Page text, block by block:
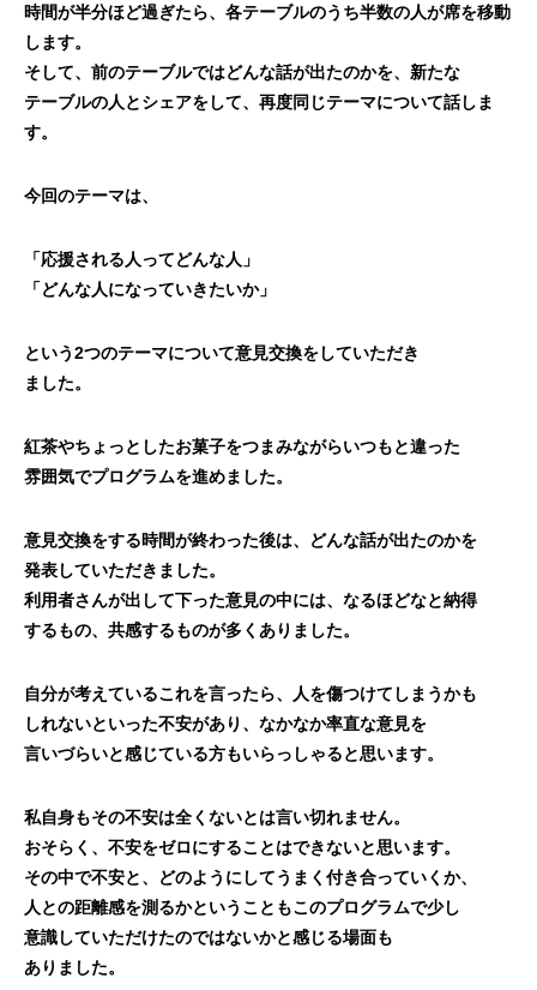
時間が半分ほど過ぎたら、各テーブルのうち半数の人が席を移動
します。
そして、前のテーブルではどんな話が出たのかを、新たな
テーブルの人とシェアをして、再度同じテーマについて話しま
す。
今回のテーマは、
「応援される人ってどんな人」
「どんな人になっていきたいか」
という2つのテーマについて意見交換をしていただき
ました。
紅茶やちょっとしたお菓子をつまみながらいつもと違った
雰囲気でプログラムを進めました。
意見交換をする時間が終わった後は、どんな話が出たのかを
発表していただきました。
利用者さんが出して下った意見の中には、なるほどなと納得
するもの、共感するものが多くありました。
自分が考えているこれを言ったら、人を傷つけてしまうかも
しれないといった不安があり、なかなか率直な意見を
言いづらいと感じている方もいらっしゃると思います。
私自身もその不安は全くないとは言い切れません。
おそらく、不安をゼロにすることはできないと思います。
その中で不安と、どのようにしてうまく付き合っていくか、
人との距離感を測るかということもこのプログラムで少し
意識していただけたのではないかと感じる場面も
ありました。